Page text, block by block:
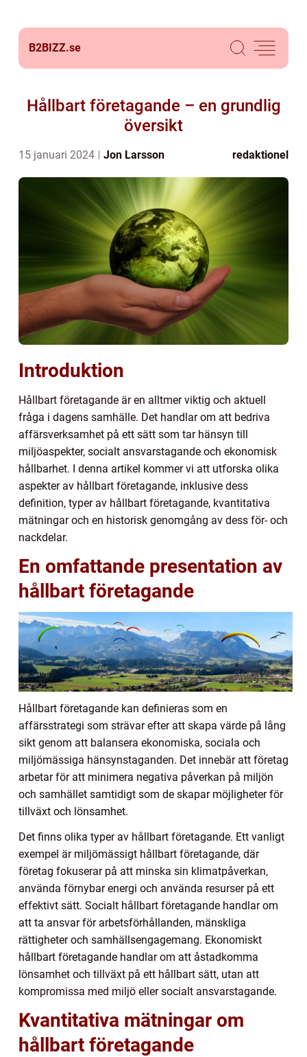
B2BIZZ.se
Hållbart företagande – en grundlig
översikt
15 januari 2024 Jon Larsson redaktionel
Introduktion
Hållbart företagande är en alltmer viktig och aktuell
fråga i dagens samhälle. Det handlar om att bedriva
affärsverksamhet på ett sätt som tar hänsyn till
miljöaspekter, socialt ansvarstagande och ekonomisk
hållbarhet. I denna artikel kommer vi att utforska olika
aspekter av hållbart företagande, inklusive dess
definition, typer av hållbart företagande, kvantitativa
mätningar och en historisk genomgång av dess för- och
nackdelar.
En omfattande presentation av
hållbart företagande
Hållbart företagande kan definieras som en
affärsstrategi som strävar efter att skapa värde på lång
sikt genom att balansera ekonomiska, sociala och
miljömässiga hänsynstaganden. Det innebär att företag
arbetar för att minimera negativa påverkan på miljön
och samhället samtidigt som de skapar möjligheter för
tillväxt och lönsamhet.
Det finns olika typer av hållbart företagande. Ett vanligt
exempel är miljömässigt hållbart företagande, där
företag fokuserar på att minska sin klimatpåverkan,
använda förnybar energi och använda resurser på ett
effektivt sätt. Socialt hållbart företagande handlar om
att ta ansvar för arbetsförhållanden, mänskliga
rättigheter och samhällsengagemang. Ekonomiskt
hållbart företagande handlar om att åstadkomma
lönsamhet och tillväxt på ett hållbart sätt, utan att
kompromissa med miljö eller socialt ansvarstagande.
Kvantitativa mätningar om
hållbart företagande